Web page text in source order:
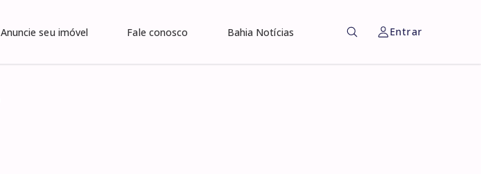
Anuncie seu imóvel Fale conosco Bahia Notícias Entrar